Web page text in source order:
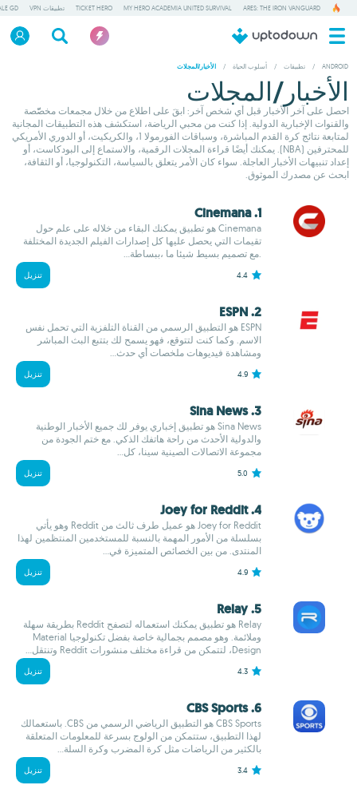
ARES: THE IRON VANGUARD
MY HERO ACADEMIA UNITED SURVIVAL
TICKET HERO تطبيقات VPN GD
ANDROID
/ تطبيقات / أسلوب الحياة / الأخبار/المجلات
الأخبار/المجلات
احصل على آخر الأخبار قبل أي شخص آخر: ابقَ على اطلاع من خلال مجمعات مخصّّصة
والقنوات الإخبارية الدولية. إذا كنت من محبي الرياضة، استكشف هذه التطبيقات المجانية
لمتابعة نتائج كرة القدم المباشرة، وسباقات الفورمولا 1، والكريكيت، أو الدوري الأمريكي
للمحترفين (NBA). يمكنك أيضًا قراءة المجلات الرقمية، والاستماع إلى البودكاست، أو
إعداد تنبيهات الأخبار العاجلة. سواء كان الأمر يتعلق بالسياسة، التكنولوجيا، أو الثقافة،
ابحث عن مصدرك الموثوق.
1. Cinemana
Cinemana هو تطبيق يمكنك البقاء من خلاله على علم حول
تقيمات التي يحصل عليها كل إصدارات الفيلم الجديدة المختلفة
.مع تصميم بسيط شيئا ما ،ببساطة...
4.4 تنزيل
2. ESPN
ESPN هو التطبيق الرسمي من القناة التلفزية التي تحمل نفس
الاسم. وكما كنت لتتوقع، فهو يسمح لك بتتبع البث المباشر
ومشاهدة فيديوهات ملخصات أي حدث...
4.9 تنزيل
3. Sina News
Sina News هو تطبيق إخباري يوفر لك جميع الأخبار الوطنية
والدولية الأحدث من راحة هاتفك الذكي. مع ختم الجودة من
مجموعة الاتصالات الصينية سينا، كل...
5.0 تنزيل
4. Joey for Reddit
Joey for Reddit هو عميل طرف ثالث من Reddit وهو يأتي
بسلسلة من الأمور المهمة بالنسبة للمستخدمين المنتظمين لهذا
المنتدى. من بين الخصائص المتميزة في...
4.9 تنزيل
5. Relay
Relay هو تطبيق يمكنك استعماله لتصفح Reddit بطريقة سهلة
وملائمة. وهو مصمم بجمالية خاصة بفضل تكنولوجيا Material
Design، لتتمكن من قراءة مختلف منشورات Reddit وتنتقل...
4.3 تنزيل
6. CBS Sports
CBS Sports هو التطبيق الرياضي الرسمي من CBS. باستعمالك
لهذا التطبيق، ستتمكن من الولوج بسرعة للمعلومات المتعلقة
بالكثير من الرياضات مثل كرة المضرب وكرة السلة...
3.4 تنزيل